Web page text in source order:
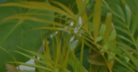
ACCUEIL BLOG